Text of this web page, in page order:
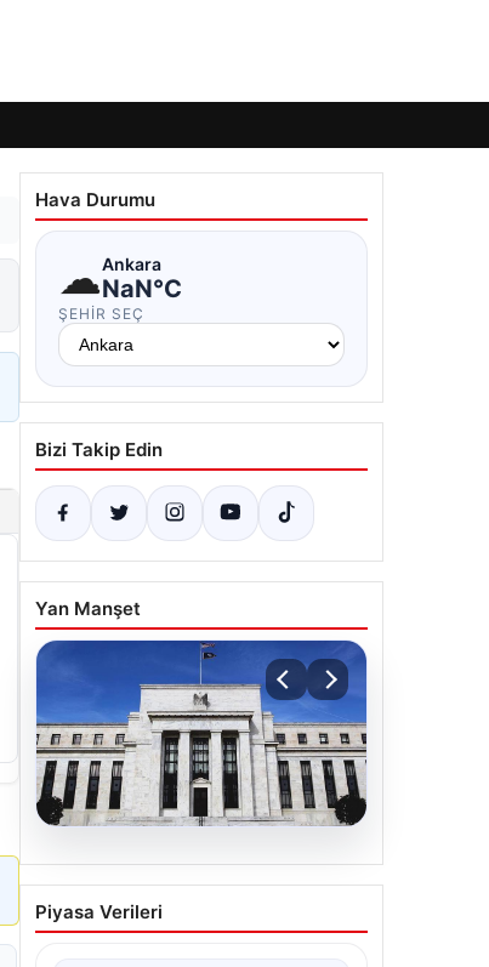
Hava Durumu
☁Ankara
NaN°C
ŞEHIR SEÇ
Bizi Takip Edin
Yan Manşet
Fed faizi sabit tuttu
Piyasa Verileri